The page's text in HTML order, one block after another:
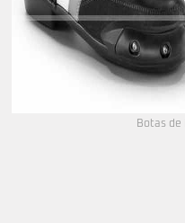
Botas de